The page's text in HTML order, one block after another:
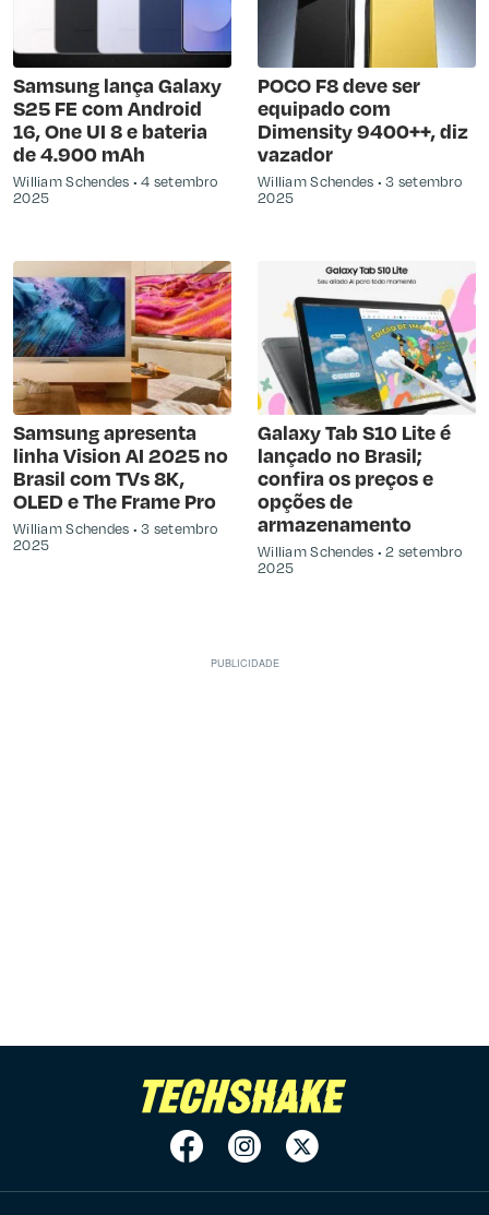
Samsung lança Galaxy
S25 FE com Android
16, One UI 8 e bateria
de 4.900 mAh
William Schendes
4 setembro
2025
POCO F8 deve ser
equipado com
Dimensity 9400++, diz
vazador
William Schendes
3 setembro
2025
Samsung apresenta
linha Vision AI 2025 no
Brasil com TVs 8K,
OLED e The Frame Pro
William Schendes
3 setembro
2025
Galaxy Tab S10 Lite é
lançado no Brasil;
confira os preços e
opções de
armazenamento
William Schendes
2 setembro
2025